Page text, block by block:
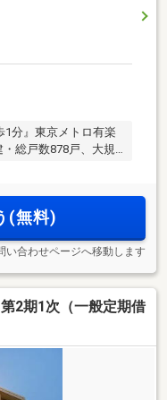
1分』東京メトロ有楽
総戸数878戸、大規
(無料)
い合わせページへ移動します
2期1次（一般定期借